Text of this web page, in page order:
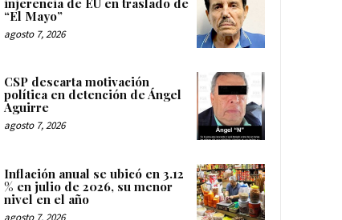
“El Mayo”
agosto 7, 2026
CSP descarta motivación
política en detención de Ángel
Aguirre
agosto 7, 2026
Inflación anual se ubicó en 3.12
% en julio de 2026, su menor
nivel en el año
agosto 7, 2026